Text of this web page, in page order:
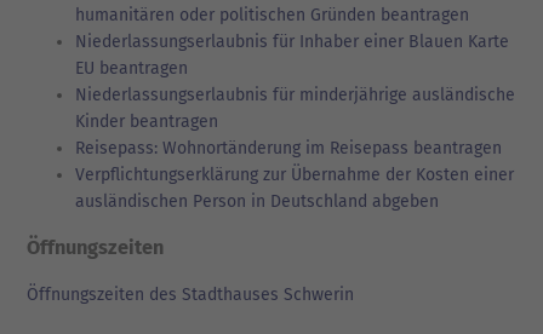
humanitären oder politischen Gründen beantragen
Niederlassungserlaubnis für Inhaber einer Blauen Karte
EU beantragen
Niederlassungserlaubnis für minderjährige ausländische
Kinder beantragen
Reisepass: Wohnortänderung im Reisepass beantragen
Verpflichtungserklärung zur Übernahme der Kosten einer
ausländischen Person in Deutschland abgeben
Öffnungszeiten
Öffnungszeiten des Stadthauses Schwerin